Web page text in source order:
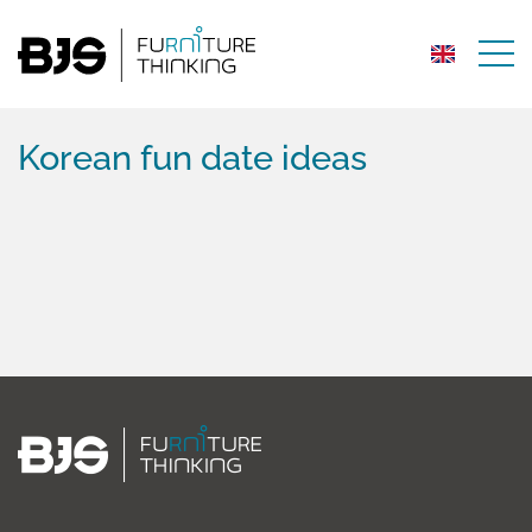
Korean fun date ideas